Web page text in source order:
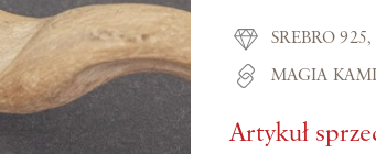
SREBRO 925
MAGIA
Artykuł